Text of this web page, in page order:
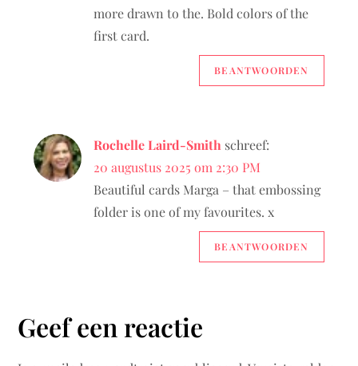
more drawn to the. Bold colors of the
first card.
BEANTWOORDEN
Rochelle Laird-Smith schreef:
20 augustus 2025 om 2:30 PM
Beautiful cards Marga – that embossing
folder is one of my favourites. x
BEANTWOORDEN
Geef een reactie